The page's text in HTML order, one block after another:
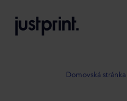
A
Domovská stránka